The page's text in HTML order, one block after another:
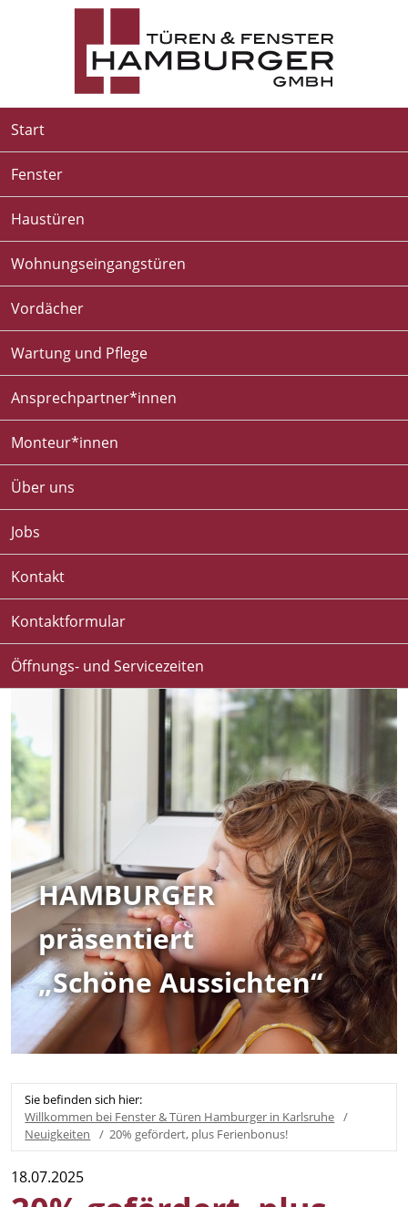
Start
Fenster
Haustüren
Wohnungseingangstüren
Vordächer
Wartung und Pflege
Ansprechpartner*innen
Monteur*innen
Über uns
Jobs
Kontakt
Kontaktformular
Öffnungs- und Servicezeiten
HAMBURGER
präsentiert
„Schöne Aussichten“
Sie befinden sich hier:
Willkommen bei Fenster & Türen Hamburger in Karlsruhe
Neuigkeiten
20% gefördert, plus Ferienbonus!
18.07.2025